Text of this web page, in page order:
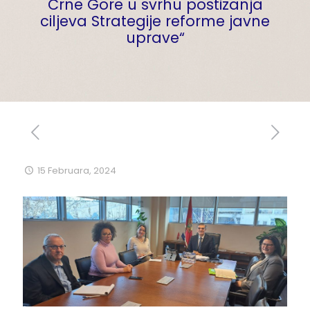
Crne Gore u svrhu postizanja
ciljeva Strategije reforme javne
uprave“
15 Februara, 2024